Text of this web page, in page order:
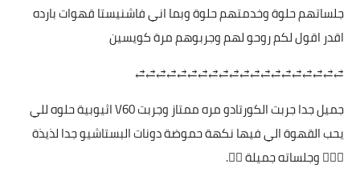
جلساتهم حلوة وخدمتهم حلوة وبما اني فاشنيستا قهوات بارده
اقدر اقول لكم روحو لهم وجربوهم مرة كويسين
⥄⥄⥄⥄⥄⥄⥄⥄⥄⥄⥄⥄⥄⥄⥄⥄⥄⥄⥄⥄
جميل جدا جربت الكورتادو مره ممتاز وجربت V60 اثيوبية حلوه للي
يحب القهوة الي فيها نكهة حموضة دونات البستاشيو جدا لذيذة
👌🏻🤤 وجلساته جميلة 👍🏻.